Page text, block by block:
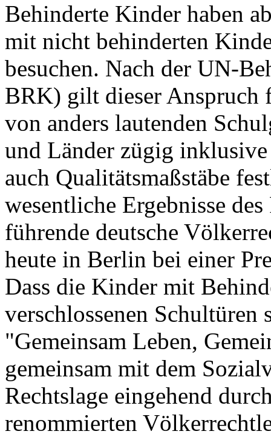
Behinderte Kinder haben
mit nicht behinderten
besuchen. Nach der UN-
BRK) gilt dieser Anspruch
von anders lautenden
und Länder zügig
auch Qualitätsmaßstäbe
wesentliche Ergebnisse
führende deutsche
heute in Berlin bei einer
Dass die Kinder mit
verschlossenen
"Gemeinsam Leben,
gemeinsam mit dem
Rechtslage eingehend
renommierten